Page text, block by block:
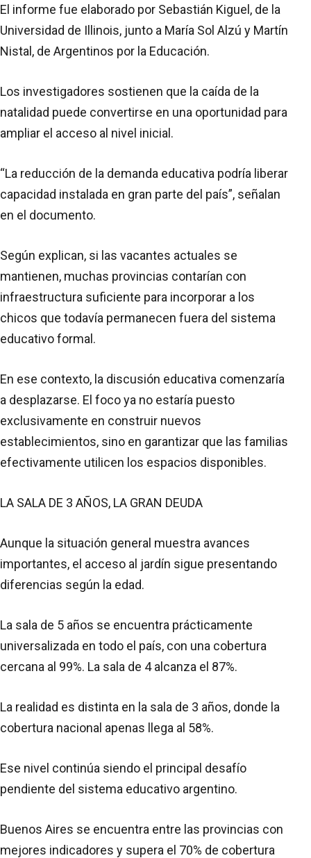
El informe fue elaborado por Sebastián Kiguel, de la
Universidad de Illinois, junto a María Sol Alzú y Martín
Nistal, de Argentinos por la Educación.
Los investigadores sostienen que la caída de la
natalidad puede convertirse en una oportunidad para
ampliar el acceso al nivel inicial.
“La reducción de la demanda educativa podría liberar
capacidad instalada en gran parte del país”, señalan
en el documento.
Según explican, si las vacantes actuales se
mantienen, muchas provincias contarían con
infraestructura suficiente para incorporar a los
chicos que todavía permanecen fuera del sistema
educativo formal.
En ese contexto, la discusión educativa comenzaría
a desplazarse. El foco ya no estaría puesto
exclusivamente en construir nuevos
establecimientos, sino en garantizar que las familias
efectivamente utilicen los espacios disponibles.
LA SALA DE 3 AÑOS, LA GRAN DEUDA
Aunque la situación general muestra avances
importantes, el acceso al jardín sigue presentando
diferencias según la edad.
La sala de 5 años se encuentra prácticamente
universalizada en todo el país, con una cobertura
cercana al 99%. La sala de 4 alcanza el 87%.
La realidad es distinta en la sala de 3 años, donde la
cobertura nacional apenas llega al 58%.
Ese nivel continúa siendo el principal desafío
pendiente del sistema educativo argentino.
Buenos Aires se encuentra entre las provincias con
mejores indicadores y supera el 70% de cobertura